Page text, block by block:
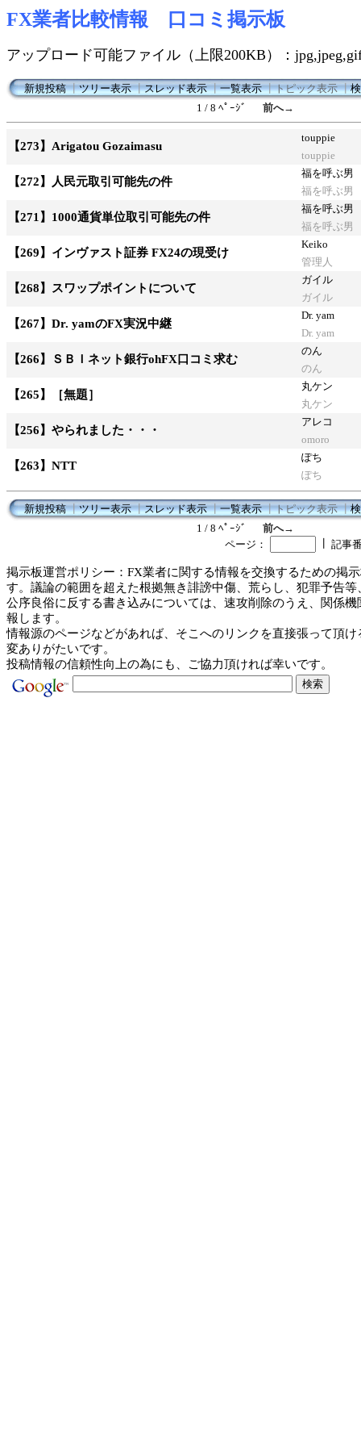
FX業者比較情報 口コミ掲示板
アップロード可能ファイル（上限200KB）：
新規投稿┃ツリー表示┃スレッド表示┃一覧表示┃トピック表示┃
1 / 8 ﾍﾟｰｼﾞ
前へ→
【273】Arigatou Gozaimasu
touppie
touppie
【272】人民元取引可能先の件
福を呼ぶ男
福を呼ぶ男
【271】1000通貨単位取引可能先の件
福を呼ぶ男
福を呼ぶ男
【269】インヴァスト証券 FX24の現受け
Keiko
管理人
【268】スワップポイントについて
ガイル
ガイル
【267】Dr. yamのFX実況中継
Dr. yam
Dr. yam
【266】ＳＢＩネット銀行ohFX口コミ求む
のん
のん
【265】［無題］
丸ケン
丸ケン
【256】やられました・・・
アレコ
omoro
【263】NTT
ぽち
ぽち
新規投稿┃ツリー表示┃スレッド表示┃一覧表示┃トピック表示┃
1 / 8 ﾍﾟｰｼﾞ
前へ→
ページ：
記事
掲示板運営ポリシー：FX業者に関する情報を交換するための掲
す。議論の範囲を超えた根拠無き誹謗中傷、荒らし、犯罪予告等
公序良俗に反する書き込みについては、速攻削除のうえ、関係機
報します。
情報源のページなどがあれば、そこへのリンクを直接張って頂け
変ありがたいです。
投稿情報の信頼性向上の為にも、ご協力頂ければ幸いです。